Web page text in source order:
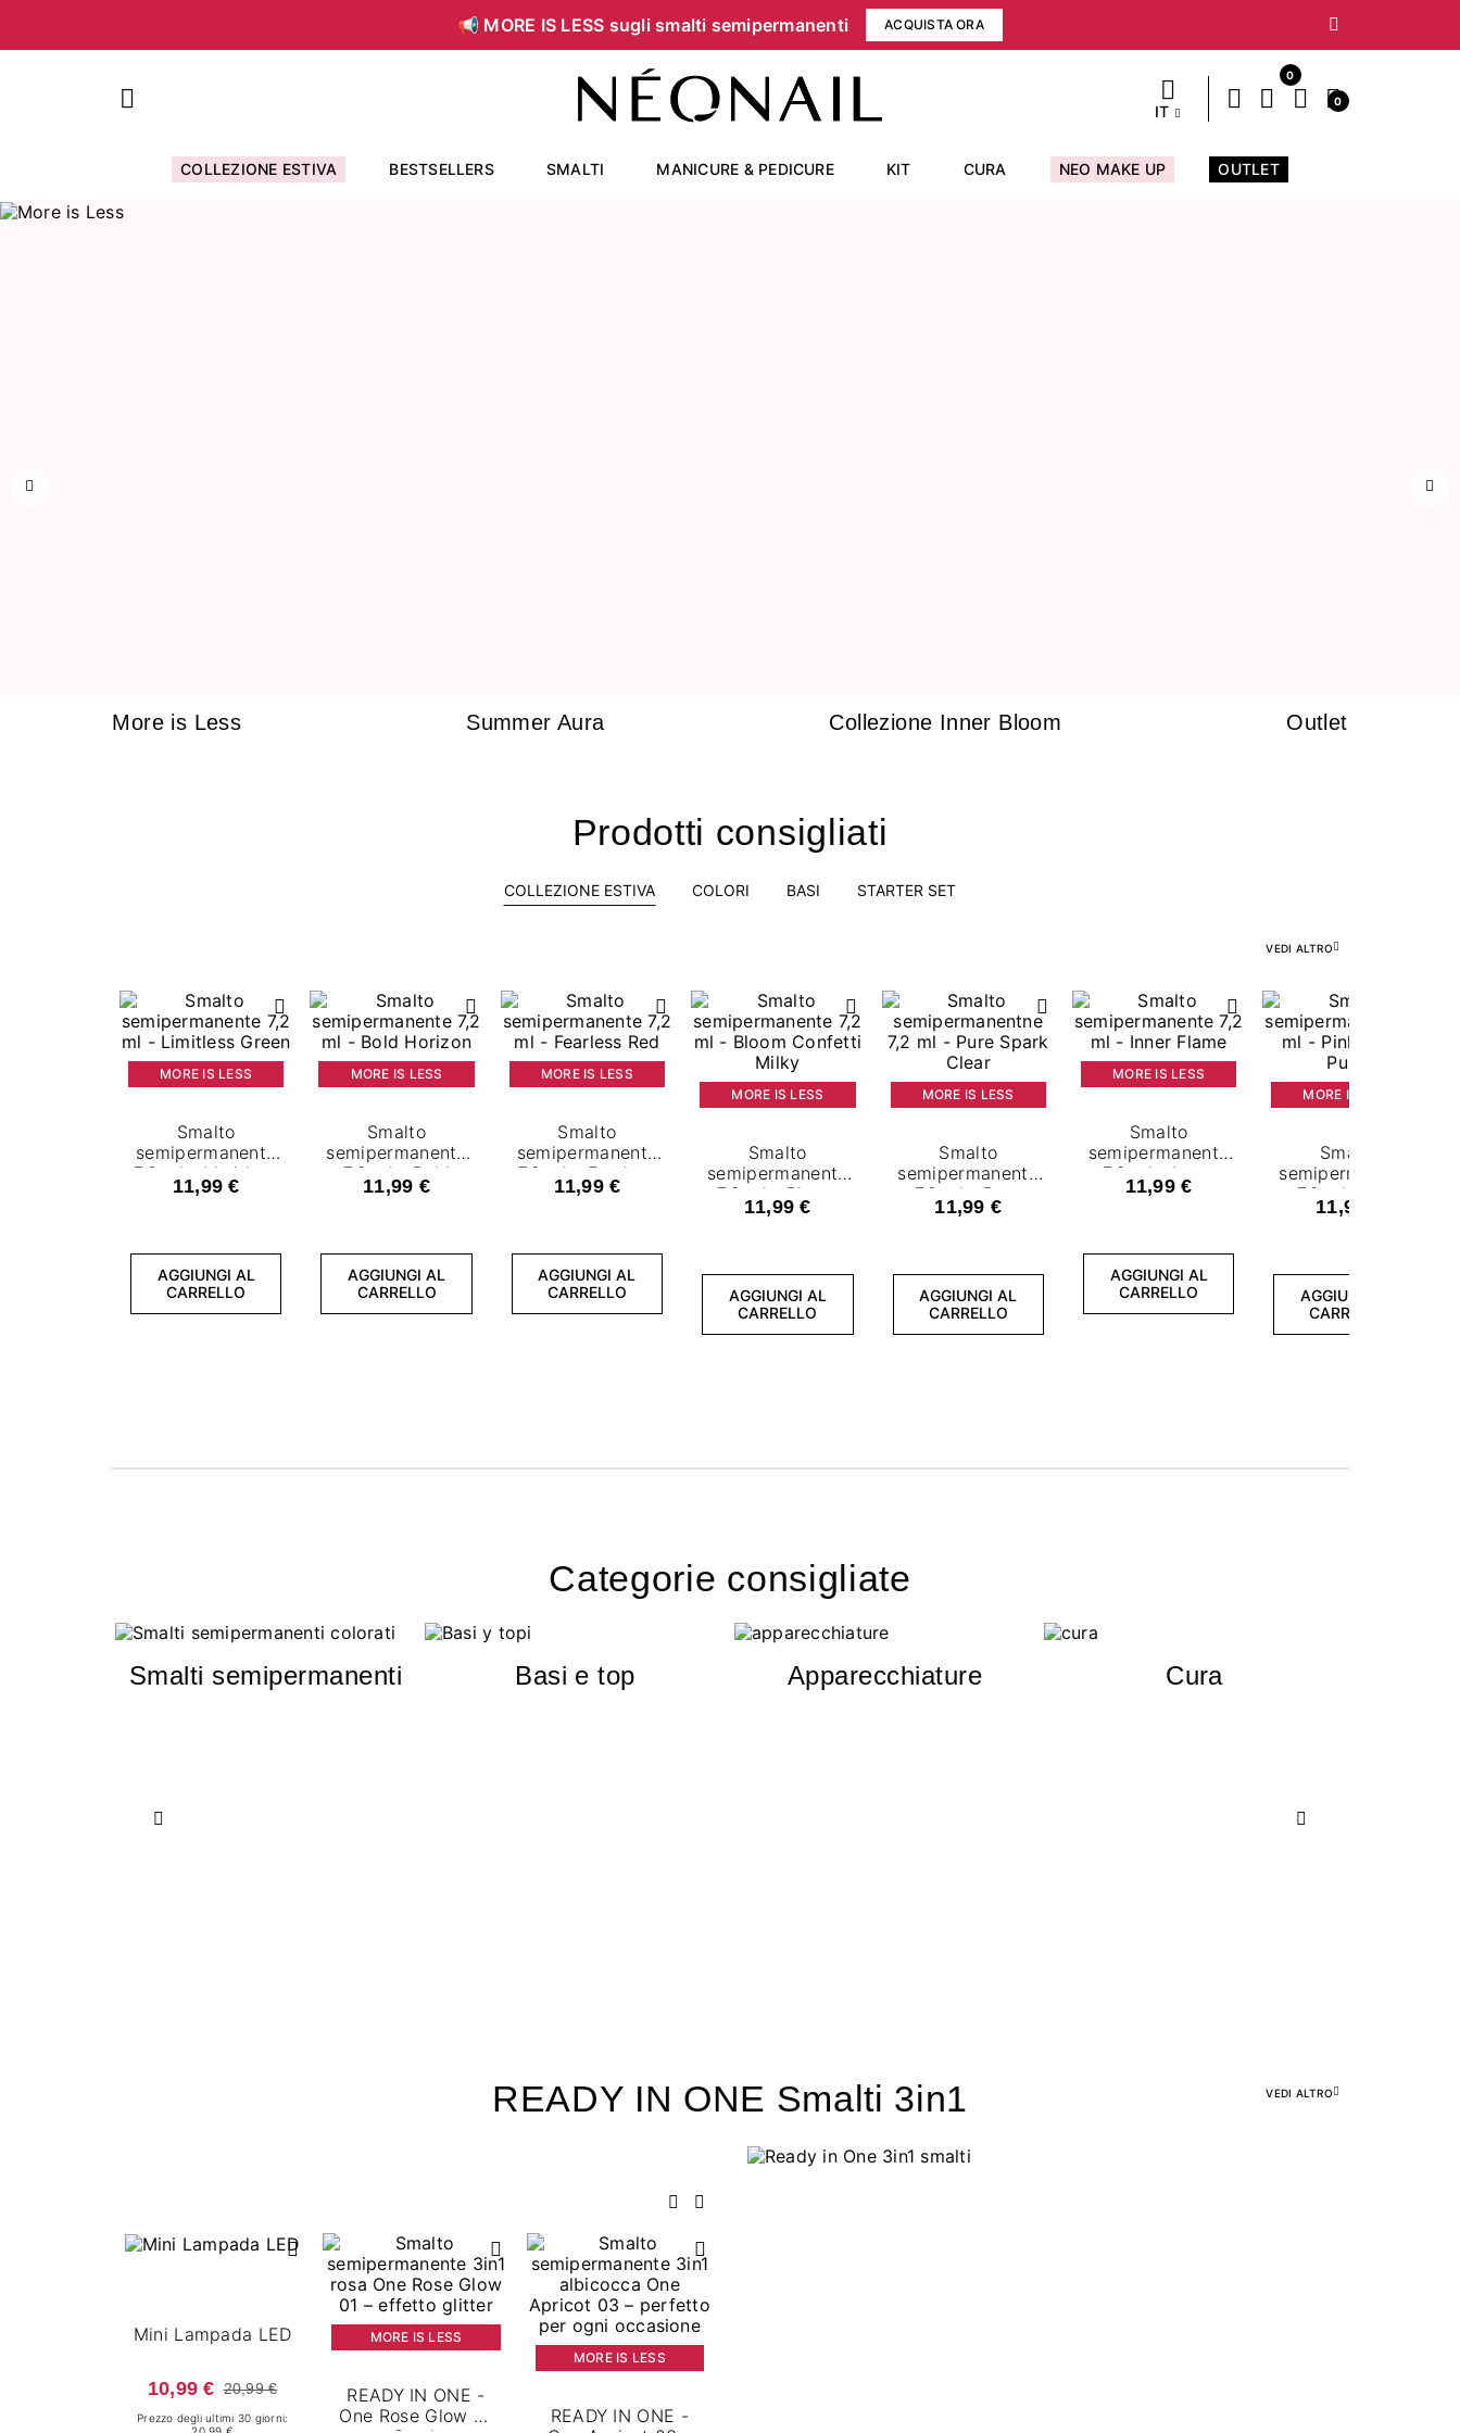
📢 MORE IS LESS sugli smalti semipermanenti ACQUISTA ORA
IT
0
0
COLLEZIONE ESTIVA BESTSELLERS SMALTI MANICURE & PEDICURE KIT CURA NEO MAKE UP OUTLET
More is Less Summer Aura Collezione Inner Bloom Outlet
Prodotti consigliati
COLLEZIONE ESTIVA COLORI BASI STARTER SET
VEDI ALTRO
MORE IS LESS
Smalto
semipermanente
7,2 ml - Limitless
Green
11,99 €
AGGIUNGI AL
CARRELLO
MORE IS LESS
Smalto
semipermanente
7,2 ml - Bold
Horizon
11,99 €
AGGIUNGI AL
CARRELLO
MORE IS LESS
Smalto
semipermanente
7,2 ml - Fearless
Red
11,99 €
AGGIUNGI AL
CARRELLO
MORE IS LESS
Smalto
semipermanente
7,2 ml - Bloom
Confetti Milky
11,99 €
AGGIUNGI AL
CARRELLO
MORE IS LESS
Smalto
semipermanente
7,2 ml - Pure
Spark Clear
11,99 €
AGGIUNGI AL
CARRELLO
MORE IS LESS
Smalto
semipermanente
7,2 ml - Inner
Flame
11,99 €
AGGIUNGI AL
CARRELLO
MORE IS LESS
Smalto
semipermanente
7,2 ml - Pink
Power Pulse
11,99 €
AGGIUNGI AL
CARRELLO
Categorie consigliate
Smalti semipermanenti Basi e top Apparecchiature Cura
READY IN ONE Smalti 3in1 VEDI ALTRO
Precedente
Successivo
Mini Lampada LED
10,99 € 20,99 €
Prezzo degli ultimi 30 giorni:
MORE IS LESS
READY IN ONE -
One Rose Glow 01
MORE IS LESS
READY IN ONE -